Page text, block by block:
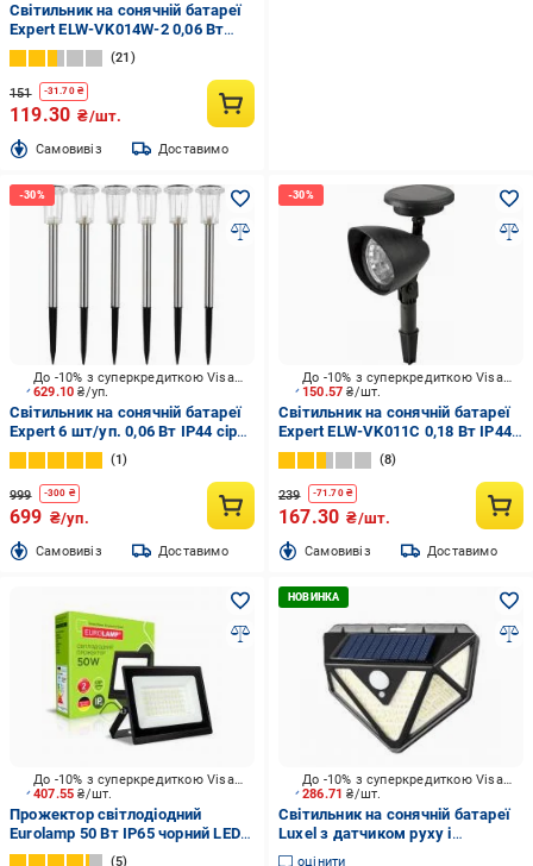
Світильник на сонячній батареї
Expert ELW-VK014W-2 0,06 Вт
IP54 хром
21
151 -31.70₴
119.30 ₴/шт.
Cамовивіз Доставимо
629.10₴/уп.
До -10% з суперкредиткою Visa Вигода
Світильник на сонячній батареї
Expert 6 шт/уп. 0,06 Вт IP44 сірий
ELTm-T55-C
1
999 -300 ₴
699 ₴/уп.
Cамовивіз Доставимо
150.57₴/шт.
До -10% з суперкредиткою Visa Вигода
Світильник на сонячній батареї
Expert ELW-VK011C 0,18 Вт IP44
чорний
8
239 -71.70₴
167.30 ₴/шт.
Cамовивіз Доставимо
407.55₴/шт.
До -10% з суперкредиткою Visa Вигода
Прожектор світлодіодний
Eurolamp 50 Вт IP65 чорний LED-
FL-50(B)
5
286.71₴/шт.
До -10% з суперкредиткою Visa Вигода
Світильник на сонячній батареї
Luxel з датчиком руху і
акумулятором 24 Вт IP65 чорний
оцінити